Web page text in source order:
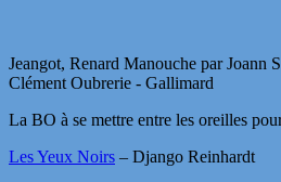
Jeangot, Renard Manouche par Joann
Clément Oubrerie - Gallimard
La BO à se mettre entre les oreilles
Les Yeux Noirs – Django Reinhardt